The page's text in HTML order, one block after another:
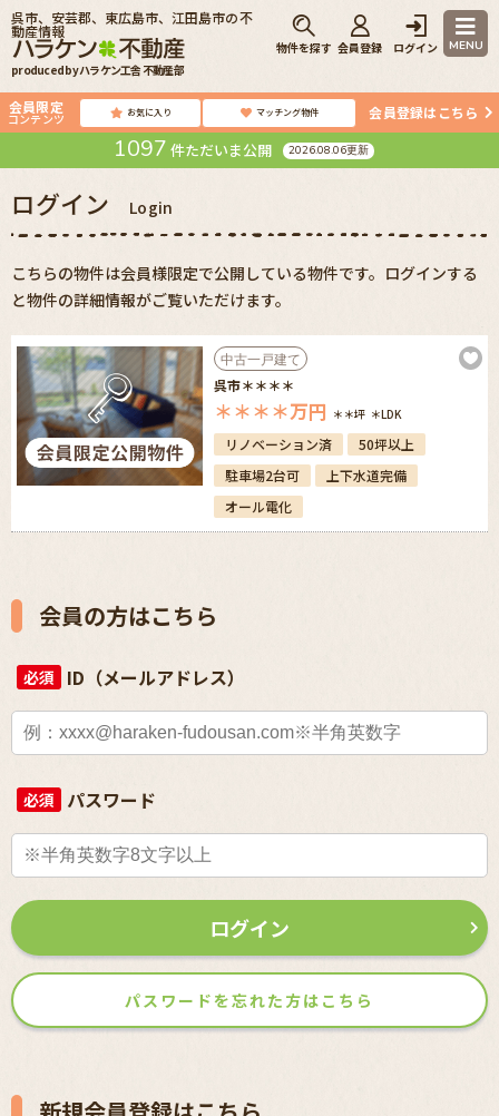
produced by ハラケン工舎 不動産部
呉市、安芸郡、東広島市、江田島市の不
動産情報
物件を探す 会員登録 ログイン MENU
会員限定
コンテンツ お気に入り マッチング物件 会員登録はこちら
1097 件ただいま公開 2026.08.06更新
ログイン Login
こちらの物件は会員様限定で公開している物件です。ログインする
と物件の詳細情報がご覧いただけます。
中古一戸建て
呉市＊＊＊＊
＊＊＊＊万円 ＊＊坪 ＊LDK
リノベーション済
50坪以上
駐車場2台可
上下水道完備
オール電化
会員の方はこちら
必須 ID（メールアドレス）
必須 パスワード
ログイン
パスワードを忘れた方はこちら